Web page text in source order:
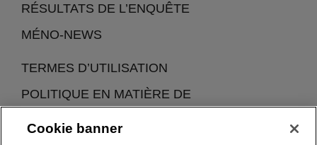
RÉSULTATS DE L’ENQUÊTE
MÉNO-NEWS
TERMES D’UTILISATION
POLITIQUE EN MATIÈRE DE
Cookie banner